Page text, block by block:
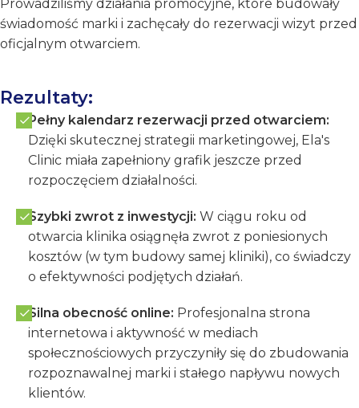
Prowadziliśmy działania promocyjne, które budowały
świadomość marki i zachęcały do rezerwacji wizyt przed
oficjalnym otwarciem.
Rezultaty:
Pełny kalendarz rezerwacji przed otwarciem:
Dzięki skutecznej strategii marketingowej, Ela's
Clinic miała zapełniony grafik jeszcze przed
rozpoczęciem działalności.
Szybki zwrot z inwestycji: W ciągu roku od
otwarcia klinika osiągnęła zwrot z poniesionych
kosztów (w tym budowy samej kliniki), co świadczy
o efektywności podjętych działań.
Silna obecność online: Profesjonalna strona
internetowa i aktywność w mediach
społecznościowych przyczyniły się do zbudowania
rozpoznawalnej marki i stałego napływu nowych
klientów.